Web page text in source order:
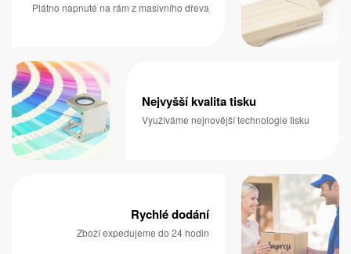
Plátno napnuté na rám z masivního dřeva
Nejvyšší kvalita tisku
Využíváme nejnovější technologie tisku
Rychlé dodání
Zboží expedujeme do 24 hodin